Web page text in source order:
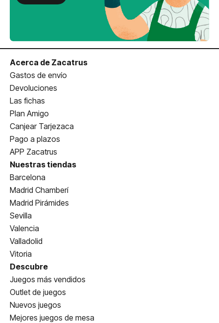
Acerca de Zacatrus
Gastos de envío
Devoluciones
Las fichas
Plan Amigo
Canjear Tarjezaca
Pago a plazos
APP Zacatrus
Nuestras tiendas
Barcelona
Madrid Chamberí
Madrid Pirámides
Sevilla
Valencia
Valladolid
Vitoria
Descubre
Juegos más vendidos
Outlet de juegos
Nuevos juegos
Mejores juegos de mesa